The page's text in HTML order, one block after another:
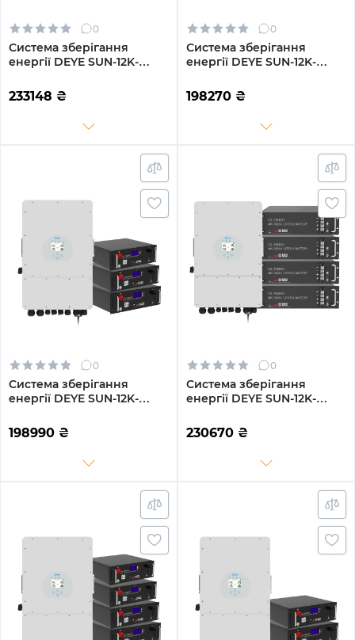
0
Система зберігання
енергії DEYE SUN-12K-
4GS20.48K-LFP 12kW
20.48kWh 4BAT LiFePO4
233148 ₴
0
Система зберігання
енергії DEYE SUN-12K-
LFP-W 12kW 15.36kWh
3BAT LiFePO4 6500 циклів
198270 ₴
0
Система зберігання
енергії DEYE SUN-12K-
12kW 15.36kWh 3BAT
LiFePO4 6500 циклів
198990 ₴
0
Система зберігання
енергії DEYE SUN-12K-
12kW 19.2kWh 4BAT
LiFePO4 6500 циклів
230670 ₴